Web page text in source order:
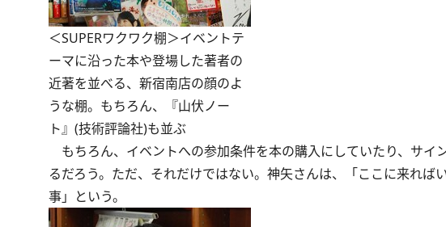
＜SUPERワクワク棚＞イベントテ
ーマに沿った本や登場した著者の
近著を並べる、新宿南店の顔のよ
うな棚。もちろん、『山伏ノー
ト』(技術評論社)も並ぶ
もちろん、イベントへの参加条件を本の購入にしていたり、サ
るだろう。ただ、それだけではない。神矢さんは、「ここに来れ
事」という。